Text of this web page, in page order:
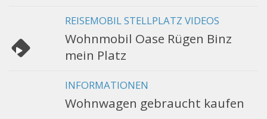
REISEMOBIL STELLPLATZ VIDEOS
Wohnmobil Oase Rügen Binz
mein Platz
INFORMATIONEN
Wohnwagen gebraucht kaufen